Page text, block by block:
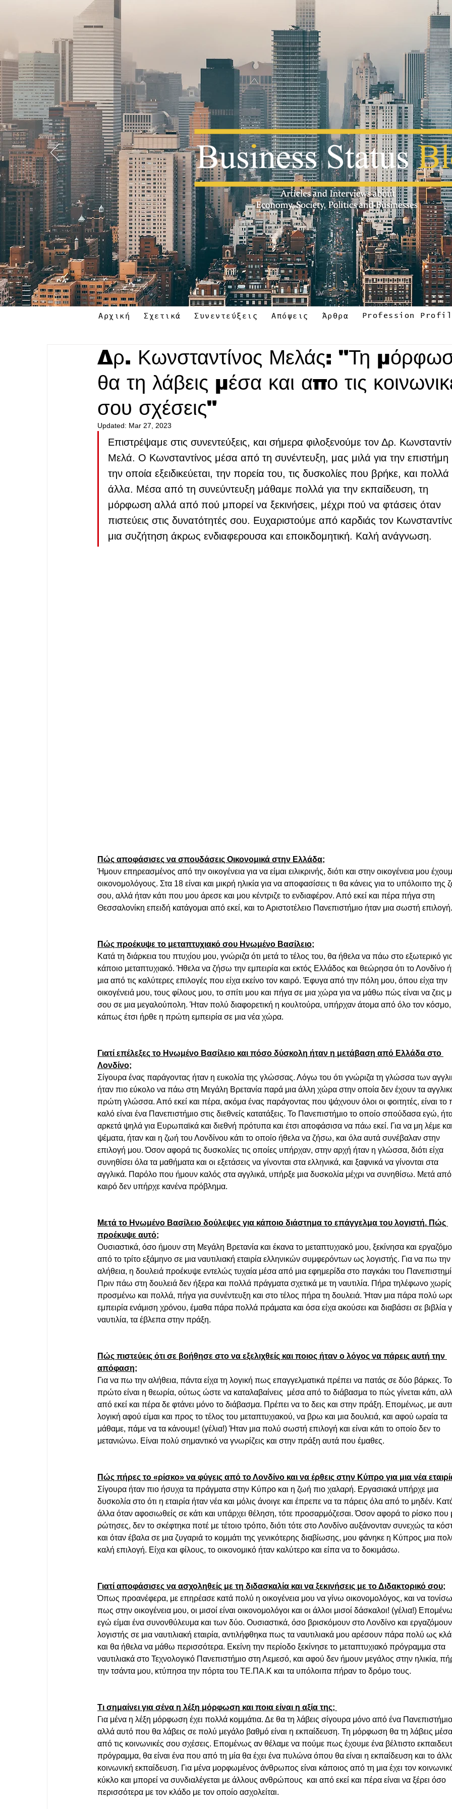
Αρχική Σχετικά Συνεντεύξεις Απόψεις Άρθρα Profession
Δρ. Κωνσταντίνος Μελάς: "Τη
θα τη λάβεις μέσα και απο τις
σου σχέσεις"
Updated: Mar 27, 2023
Επιστρέψαμε στις συνεντεύξεις, και σήμερα φιλοξενούμε τον Δρ.
Μελά. Ο Κωνσταντίνος μέσα από τη συνέντευξη, μας μιλά για την επιστήμη
την οποία εξειδικεύεται, την πορεία του, τις δυσκολίες που βρήκε, και πολλά
άλλα. Μέσα από τη συνεύντευξη μάθαμε πολλά για την εκπαίδευση, τη
μόρφωση αλλά από πού μπορεί να ξεκινήσεις, μέχρι πού να φτάσεις όταν
πιστεύεις στις δυνατότητές σου. Ευχαριστούμε από καρδιάς τον
μια συζήτηση άκρως ενδιαφερουσα και εποικδομητική. Καλή ανάγνωση.
Πώς αποφάσισες να σπουδάσεις Οικονομικά στην Ελλάδα;
Ήμουν επηρεασμένος από την οικογένεια για να είμαι ειλικρινής, διότι και στην οικογένεια μου
οικονομολόγους. Στα 18 είναι και μικρή ηλικία για να αποφασίσεις τι θα κάνεις για το υπόλοιπο της
σου, αλλά ήταν κάτι που μου άρεσε και μου κέντριζε το ενδιαφέρον. Από εκεί και πέρα πήγα στη
Θεσσαλονίκη επειδή κατάγομαι από εκεί, και το Αριστοτέλειο Πανεπιστήμιο ήταν μια σωστή επιλογή.
Πώς προέκυψε το μεταπτυχιακό σου Ηνωμένο Βασίλειο;
Κατά τη διάρκεια του πτυχίου μου, γνώριζα ότι μετά το τέλος του, θα ήθελα να πάω στο εξωτερικό
κάποιο μεταπτυχιακό. Ήθελα να ζήσω την εμπειρία και εκτός Ελλάδος και θεώρησα ότι το Λονδίνο
μια από τις καλύτερες επιλογές που είχα εκείνο τον καιρό. Έφυγα από την πόλη μου, όπου είχα την
οικογένειά μου, τους φίλους μου, το σπίτι μου και πήγα σε μια χώρα για να μάθω πώς είναι να ζεις
σου σε μια μεγαλούπολη. Ήταν πολύ διαφορετική η κουλτούρα, υπήρχαν άτομα από όλο τον
κάπως έτσι ήρθε η πρώτη εμπειρία σε μια νέα χώρα.
Γιατί επέλεξες το Ηνωμένο Βασίλειο και πόσο δύσκολη ήταν η μετάβαση από Ελλάδα στο
Λονδίνο;
Σίγουρα ένας παράγοντας ήταν η ευκολία της γλώσσας. Λόγω του ότι γνώριζα τη γλώσσα των
ήταν πιο εύκολο να πάω στη Μεγάλη Βρετανία παρά μια άλλη χώρα στην οποία δεν έχουν τα
πρώτη γλώσσα. Από εκεί και πέρα, ακόμα ένας παράγοντας που ψάχνουν όλοι οι φοιτητές, είναι
καλό είναι ένα Πανεπιστήμιο στις διεθνείς κατατάξεις. Το Πανεπιστήμιο το οποίο σπούδασα εγώ,
αρκετά ψηλά για Ευρωπαϊκά και διεθνή πρότυπα και έτσι αποφάσισα να πάω εκεί. Για να μη λέμε
ψέματα, ήταν και η ζωή του Λονδίνου κάτι το οποίο ήθελα να ζήσω, και όλα αυτά συνέβαλαν στην
επιλογή μου. Όσον αφορά τις δυσκολίες τις οποίες υπήρχαν, στην αρχή ήταν η γλώσσα, διότι είχα
συνηθίσει όλα τα μαθήματα και οι εξετάσεις να γίνονται στα ελληνικά, και ξαφνικά να γίνονται στα
αγγλικά. Παρόλο που ήμουν καλός στα αγγλικά, υπήρξε μια δυσκολία μέχρι να συνηθίσω. Μετά
καιρό δεν υπήρχε κανένα πρόβλημα.
Μετά το Ηνωμένο Βασίλειο δούλεψες για κάποιο διάστημα το επάγγελμα του λογιστή. Πώς
προέκυψε αυτό;
Ουσιαστικά, όσο ήμουν στη Μεγάλη Βρετανία και έκανα το μεταπτυχιακό μου, ξεκίνησα και
από το τρίτο εξάμηνο σε μια ναυτιλιακή εταιρία ελληνικών συμφερόντων ως λογιστής. Για να πω την
αλήθεια, η δουλειά προέκυψε εντελώς τυχαία μέσα από μια εφημερίδα στο παγκάκι του
Πριν πάω στη δουλειά δεν ήξερα και πολλά πράγματα σχετικά με τη ναυτιλία. Πήρα τηλέφωνο
προσμένω και πολλά, πήγα για συνέντευξη και στο τέλος πήρα τη δουλειά. Ήταν μια πάρα πολύ
εμπειρία ενάμιση χρόνου, έμαθα πάρα πολλά πράματα και όσα είχα ακούσει και διαβάσει σε βιβλία
ναυτιλία, τα έβλεπα στην πράξη.
Πώς πιστεύεις ότι σε βοήθησε στο να εξελιχθείς και ποιος ήταν ο λόγος να πάρεις αυτή την
απόφαση;
Για να πω την αλήθεια, πάντα είχα τη λογική πως επαγγελματικά πρέπει να πατάς σε δύο βάρκες.
πρώτο είναι η θεωρία, ούτως ώστε να καταλαβαίνεις  μέσα από το διάβασμα το πώς γίνεται κάτι,
από εκεί και πέρα δε φτάνει μόνο το διάβασμα. Πρέπει να το δεις και στην πράξη. Επομένως, με
λογική αφού είμαι και προς το τέλος του μεταπτυχιακού, να βρω και μια δουλειά, και αφού ωραία τα
μάθαμε, πάμε να τα κάνουμε! (γέλια!) Ήταν μια πολύ σωστή επιλογή και είναι κάτι το οποίο δεν το
μετανιώνω. Είναι πολύ σημαντικό να γνωρίζεις και στην πράξη αυτά που έμαθες.
Πώς πήρες το «ρίσκο» να φύγεις από το Λονδίνο και να έρθεις στην Κύπρο για μια νέα
Σίγουρα ήταν πιο ήσυχα τα πράγματα στην Κύπρο και η ζωή πιο χαλαρή. Εργασιακά υπήρχε μια
δυσκολία στο ότι η εταιρία ήταν νέα και μόλις άνοιγε και έπρεπε να τα πάρεις όλα από το μηδέν.
άλλα όταν αφοσιωθείς σε κάτι και υπάρχει θέληση, τότε προσαρμόζεσαι. Όσον αφορά το ρίσκο που
ρώτησες, δεν το σκέφτηκα ποτέ με τέτοιο τρόπο, διότι τότε στο Λονδίνο αυξάνονταν συνεχώς τα
και όταν έβαλα σε μια ζυγαριά το κομμάτι της γενικότερης διαβίωσης, μου φάνηκε η Κύπρος μια
καλή επιλογή. Είχα και φίλους, το οικονομικό ήταν καλύτερο και είπα να το δοκιμάσω.
Γιατί αποφάσισες να ασχοληθείς με τη διδασκαλία και να ξεκινήσεις με το Διδακτορικό σου;
Όπως προανέφερα, με επηρέασε κατά πολύ η οικογένεια μου να γίνω οικονομολόγος, και να
πως στην οικογένεια μου, οι μισοί είναι οικονομολόγοι και οι άλλοι μισοί δάσκαλοι! (γέλια!)
εγώ είμαι ένα συνονθύλευμα και των δύο. Ουσιαστικά, όσο βρισκόμουν στο Λονδίνο και
λογιστής σε μια ναυτιλιακή εταιρία, αντιλήφθηκα πως τα ναυτιλιακά μου αρέσουν πάρα πολύ ως
και θα ήθελα να μάθω περισσότερα. Εκείνη την περίοδο ξεκίνησε το μεταπτυχιακό πρόγραμμα στα
ναυτιλιακά στο Τεχνολογικό Πανεπιστήμιο στη Λεμεσό, και αφού δεν ήμουν μεγάλος στην ηλικία,
την τσάντα μου, κτύπησα την πόρτα του ΤΕ.ΠΑ.Κ και τα υπόλοιπα πήραν το δρόμο τους.
Τι σημαίνει για σένα η λέξη μόρφωση και ποια είναι η αξία της;
Για μένα η λέξη μόρφωση έχει πολλά κομμάτια. Δε θα τη λάβεις σίγουρα μόνο από ένα
αλλά αυτό που θα λάβεις σε πολύ μεγάλο βαθμό είναι η εκπαίδευση. Τη μόρφωση θα τη λάβεις
από τις κοινωνικές σου σχέσεις. Επομένως αν θέλαμε να πούμε πως έχουμε ένα βέλτιστο
πρόγραμμα, θα είναι ένα που από τη μία θα έχει ένα πυλώνα όπου θα είναι η εκπαίδευση και το
κοινωνική εκπαίδευση. Για μένα μορφωμένος άνθρωπος είναι κάποιος από τη μια έχει τον
κύκλο και μπορεί να συνδιαλέγεται με άλλους ανθρώπους  και από εκεί και πέρα είναι να ξέρει όσο
περισσότερα με τον κλάδο με τον οποίο ασχολείται.